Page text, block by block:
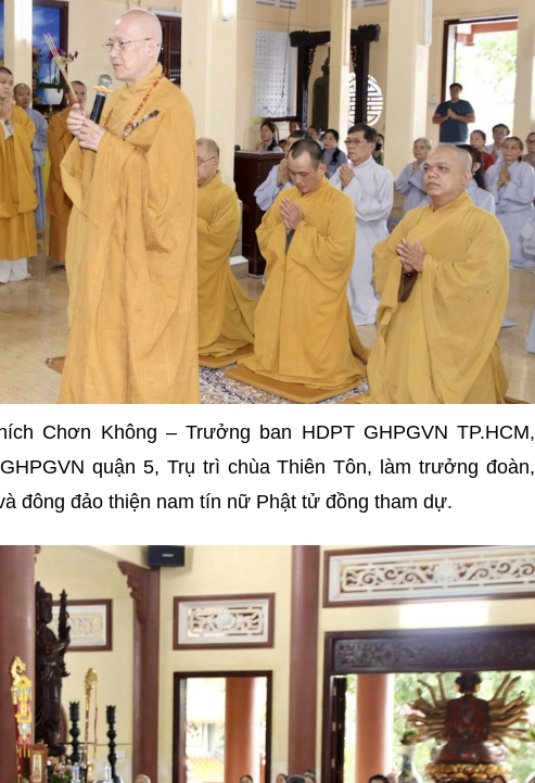
Chơn Không – Trưởng ban HDPT GHPGVN TP.HCM,
quận 5, Trụ trì chùa Thiên Tôn, làm trưởng đoàn,
đông đảo thiện nam tín nữ Phật tử đồng tham dự.